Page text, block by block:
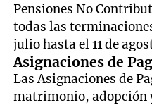
Pensiones No
todas las
julio hasta el 11 de
Asignaciones de
Las Asignaciones de
matrimonio, adopción